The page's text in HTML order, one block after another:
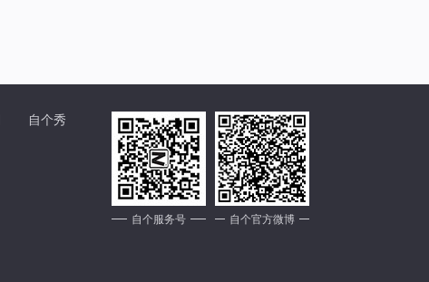
自个秀
自个官方微博
自个服务号